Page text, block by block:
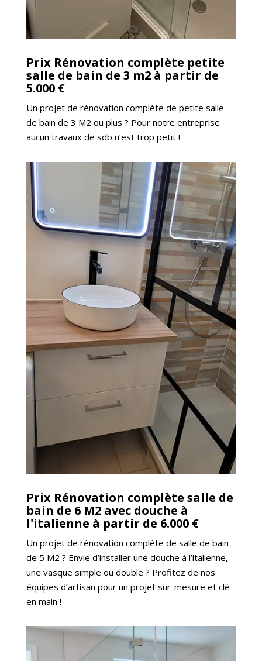
Prix Rénovation complète petite
salle de bain de 3 m2 à partir de
5.000 €
Un projet de rénovation complète de petite salle
de bain de 3 M2 ou plus ? Pour notre entreprise
aucun travaux de sdb n’est trop petit !
Prix Rénovation complète salle de
bain de 6 M2 avec douche à
l'italienne à partir de 6.000 €
Un projet de rénovation complète de salle de bain
de 5 M2 ? Envie d’installer une douche à l’italienne,
une vasque simple ou double ? Profitez de nos
équipes d’artisan pour un projet sur-mesure et clé
en main !